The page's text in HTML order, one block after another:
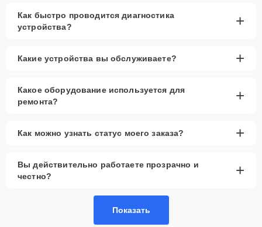
Как быстро проводится диагностика
устройства?
+
Какие устройства вы обслуживаете? +
Какое оборудование используется для
ремонта?
+
Как можно узнать статус моего заказа? +
Вы действительно работаете прозрачно и
честно?
+
Показать